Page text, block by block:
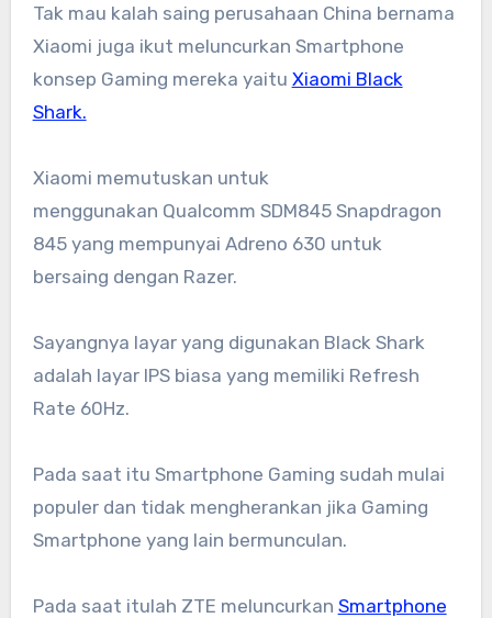
Tak mau kalah saing perusahaan China bernama
Xiaomi juga ikut meluncurkan Smartphone
konsep Gaming mereka yaitu Xiaomi Black
Shark.
Xiaomi memutuskan untuk
menggunakan Qualcomm SDM845 Snapdragon
845 yang mempunyai Adreno 630 untuk
bersaing dengan Razer.
Sayangnya layar yang digunakan Black Shark
adalah layar IPS biasa yang memiliki Refresh
Rate 60Hz.
Pada saat itu Smartphone Gaming sudah mulai
populer dan tidak mengherankan jika Gaming
Smartphone yang lain bermunculan.
Pada saat itulah ZTE meluncurkan Smartphone